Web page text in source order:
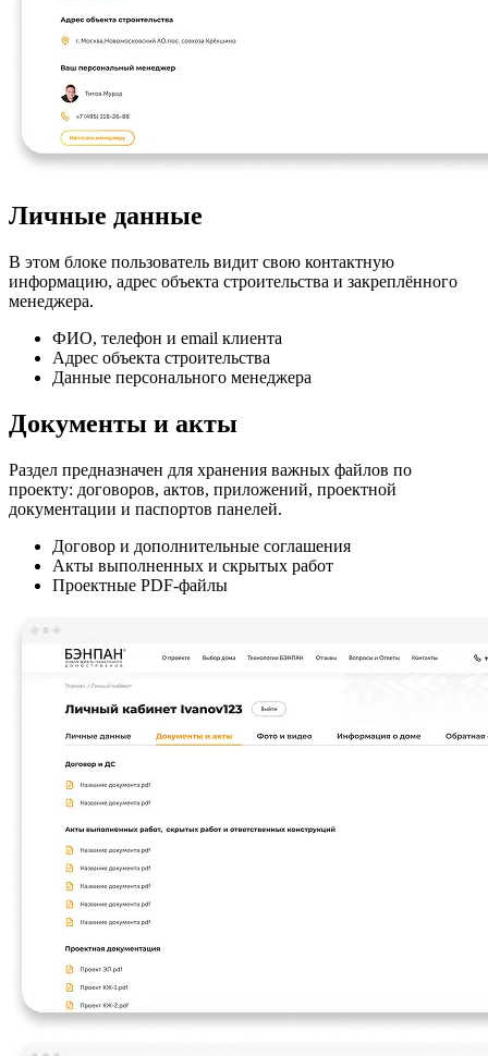
Личные данные
В этом блоке пользователь видит свою контактную
информацию, адрес объекта строительства и закреплённого
менеджера.
ФИО, телефон и email клиента
Адрес объекта строительства
Данные персонального менеджера
Документы и акты
Раздел предназначен для хранения важных файлов по
проекту: договоров, актов, приложений, проектной
документации и паспортов панелей.
Договор и дополнительные соглашения
Акты выполненных и скрытых работ
Проектные PDF-файлы